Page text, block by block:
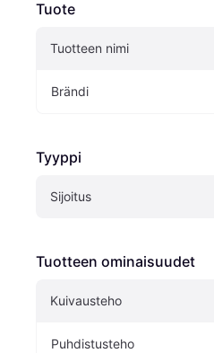
Tuote
Tuotteen nimi
Brändi
Tyyppi
Sijoitus
Tuotteen ominaisuudet
Kuivausteho
Puhdistusteho